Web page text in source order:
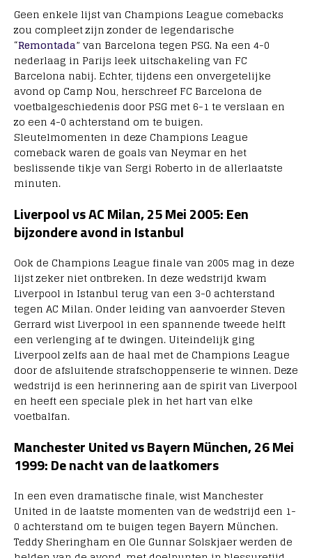
Geen enkele lijst van Champions League comebacks
zou compleet zijn zonder de legendarische
“Remontada” van Barcelona tegen PSG. Na een 4-0
nederlaag in Parijs leek uitschakeling van FC
Barcelona nabij. Echter, tijdens een onvergetelijke
avond op Camp Nou, herschreef FC Barcelona de
voetbalgeschiedenis door PSG met 6-1 te verslaan en
zo een 4-0 achterstand om te buigen.
Sleutelmomenten in deze Champions League
comeback waren de goals van Neymar en het
beslissende tikje van Sergi Roberto in de allerlaatste
minuten.
Liverpool vs AC Milan, 25 Mei 2005: Een
bijzondere avond in Istanbul
Ook de Champions League finale van 2005 mag in deze
lijst zeker niet ontbreken. In deze wedstrijd kwam
Liverpool in Istanbul terug van een 3-0 achterstand
tegen AC Milan. Onder leiding van aanvoerder Steven
Gerrard wist Liverpool in een spannende tweede helft
een verlenging af te dwingen. Uiteindelijk ging
Liverpool zelfs aan de haal met de Champions League
door de afsluitende strafschoppenserie te winnen. Deze
wedstrijd is een herinnering aan de spirit van Liverpool
en heeft een speciale plek in het hart van elke
voetbalfan.
Manchester United vs Bayern München, 26 Mei
1999: De nacht van de laatkomers
In een even dramatische finale, wist Manchester
United in de laatste momenten van de wedstrijd een 1-
0 achterstand om te buigen tegen Bayern München.
Teddy Sheringham en Ole Gunnar Solskjaer werden de